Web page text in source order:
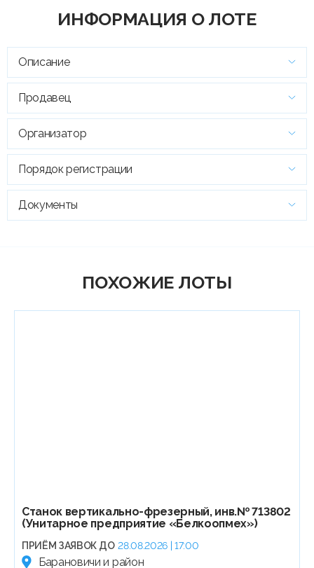
ИНФОРМАЦИЯ О ЛОТЕ
Описание
Продавец
Организатор
Порядок регистрации
Документы
ПОХОЖИЕ ЛОТЫ
Станок вертикально-фрезерный, инв.№ 713802
(Унитарное предприятие «Белкоопмех»)
ПРИЁМ ЗАЯВОК ДО 28.08.2026 | 17:00
Барановичи и район